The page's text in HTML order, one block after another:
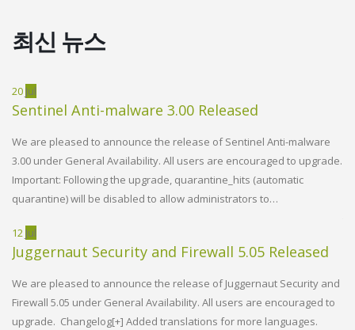
기업용 Plesk 이메일 솔루션
최신 뉴스
20 Jul
Sentinel Anti-malware 3.00 Released
We are pleased to announce the release of Sentinel Anti-malware
3.00 under General Availability. All users are encouraged to upgrade.
Important: Following the upgrade, quarantine_hits (automatic
quarantine) will be disabled to allow administrators to…
12 Jul
Juggernaut Security and Firewall 5.05 Released
We are pleased to announce the release of Juggernaut Security and
Firewall 5.05 under General Availability. All users are encouraged to
upgrade. Changelog[+] Added translations for more languages.